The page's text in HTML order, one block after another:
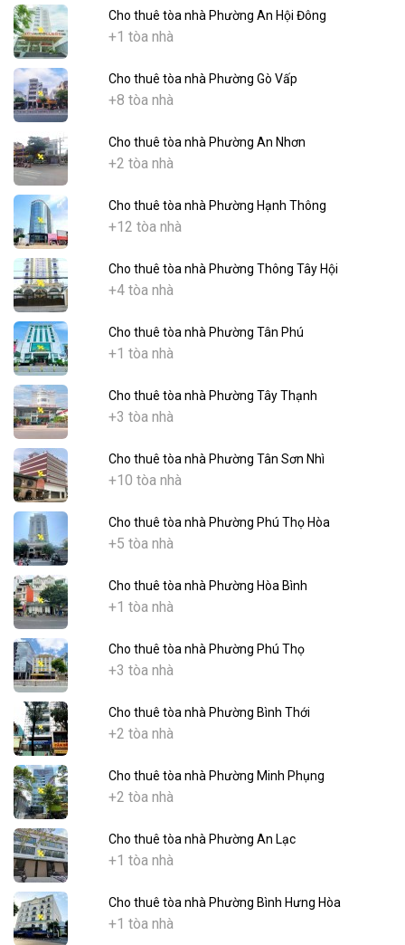
Cho thuê tòa nhà Phường An Hội Đông
+1 tòa nhà
Cho thuê tòa nhà Phường Gò Vấp
+8 tòa nhà
Cho thuê tòa nhà Phường An Nhơn
+2 tòa nhà
Cho thuê tòa nhà Phường Hạnh Thông
+12 tòa nhà
Cho thuê tòa nhà Phường Thông Tây Hội
+4 tòa nhà
Cho thuê tòa nhà Phường Tân Phú
+1 tòa nhà
Cho thuê tòa nhà Phường Tây Thạnh
+3 tòa nhà
Cho thuê tòa nhà Phường Tân Sơn Nhì
+10 tòa nhà
Cho thuê tòa nhà Phường Phú Thọ Hòa
+5 tòa nhà
Cho thuê tòa nhà Phường Hòa Bình
+1 tòa nhà
Cho thuê tòa nhà Phường Phú Thọ
+3 tòa nhà
Cho thuê tòa nhà Phường Bình Thới
+2 tòa nhà
Cho thuê tòa nhà Phường Minh Phụng
+2 tòa nhà
Cho thuê tòa nhà Phường An Lạc
+1 tòa nhà
Cho thuê tòa nhà Phường Bình Hưng Hòa
+1 tòa nhà